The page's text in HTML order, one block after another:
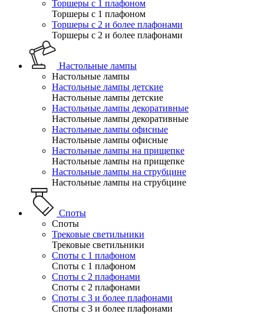
Торшеры с 1 плафоном
Торшеры с 1 плафоном
Торшеры с 2 и более плафонами
Торшеры с 2 и более плафонами
Настольные лампы
Настольные лампы
Настольные лампы детские
Настольные лампы детские
Настольные лампы декоративные
Настольные лампы декоративные
Настольные лампы офисные
Настольные лампы офисные
Настольные лампы на прищепке
Настольные лампы на прищепке
Настольные лампы на струбцине
Настольные лампы на струбцине
Споты
Споты
Трековые светильники
Трековые светильники
Споты с 1 плафоном
Споты с 1 плафоном
Споты с 2 плафонами
Споты с 2 плафонами
Споты с 3 и более плафонами
Споты с 3 и более плафонами